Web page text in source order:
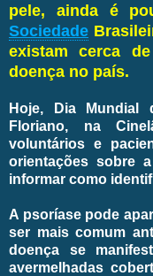
pele, ainda é
Sociedade
existam cerca
doença no país.
Hoje, Dia Mundial
Floriano, na
voluntários e
orientações sobre
informar como
A psoríase pode
ser mais comum
doença se
avermelhadas